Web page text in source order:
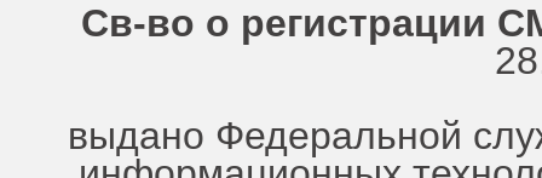
Св-во о регистрации
выдано Федеральной